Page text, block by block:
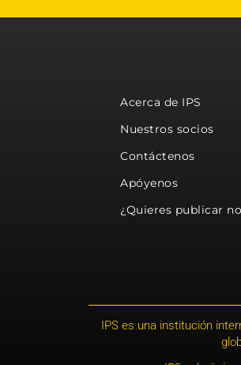
Acerca de IPS
Nuestros socios
Contáctenos
Apóyenos
¿Quieres publicar
IPS es una institución